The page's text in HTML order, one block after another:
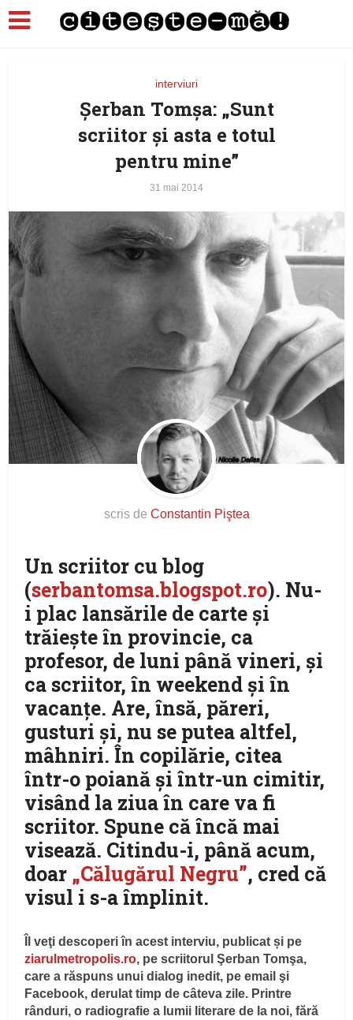
interviuri
Șerban Tomșa: „Sunt
scriitor şi asta e totul
pentru mine”
31 mai 2014
scris de Constantin Piştea
Un scriitor cu blog
(serbantomsa.blogspot.ro). Nu-
i plac lansările de carte şi
trăieşte în provincie, ca
profesor, de luni până vineri, şi
ca scriitor, în weekend şi în
vacanţe. Are, însă, păreri,
gusturi şi, nu se putea altfel,
mâhniri. În copilărie, citea
într-o poiană şi într-un cimitir,
visând la ziua în care va fi
scriitor. Spune că încă mai
visează. Citindu-i, până acum,
doar „Călugărul Negru”, cred că
visul i s-a împlinit.
Îl veţi descoperi în acest interviu, publicat și pe
ziarulmetropolis.ro, pe scriitorul Şerban Tomşa,
care a răspuns unui dialog inedit, pe email şi
Facebook, derulat timp de câteva zile. Printre
rânduri, o radiografie a lumii literare de la noi, fără